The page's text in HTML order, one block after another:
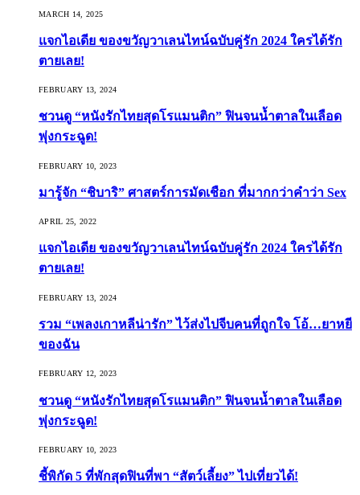
MARCH 14, 2025
แจกไอเดีย ของขวัญวาเลนไทน์ฉบับคู่รัก 2024 ใครได้รัก
ตายเลย!
FEBRUARY 13, 2024
ชวนดู “หนังรักไทยสุดโรแมนติก” ฟินจนน้ำตาลในเลือด
พุ่งกระฉูด!
FEBRUARY 10, 2023
มารู้จัก “ชิบาริ” ศาสตร์การมัดเชือก ที่มากกว่าคำว่า Sex
APRIL 25, 2022
แจกไอเดีย ของขวัญวาเลนไทน์ฉบับคู่รัก 2024 ใครได้รัก
ตายเลย!
FEBRUARY 13, 2024
รวม “เพลงเกาหลีน่ารัก” ไว้ส่งไปจีบคนที่ถูกใจ โอ้…ยาหยี
ของฉัน
FEBRUARY 12, 2023
ชวนดู “หนังรักไทยสุดโรแมนติก” ฟินจนน้ำตาลในเลือด
พุ่งกระฉูด!
FEBRUARY 10, 2023
ชี้พิกัด 5 ที่พักสุดฟินที่พา “สัตว์เลี้ยง” ไปเที่ยวได้!